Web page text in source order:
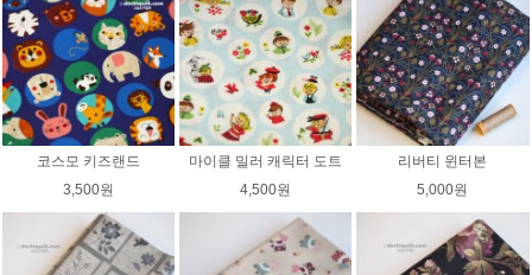
코스모 키즈랜드
3,500원
마이클 밀러 캐릭터 도트
4,500원
리버티 윈터본
5,000원